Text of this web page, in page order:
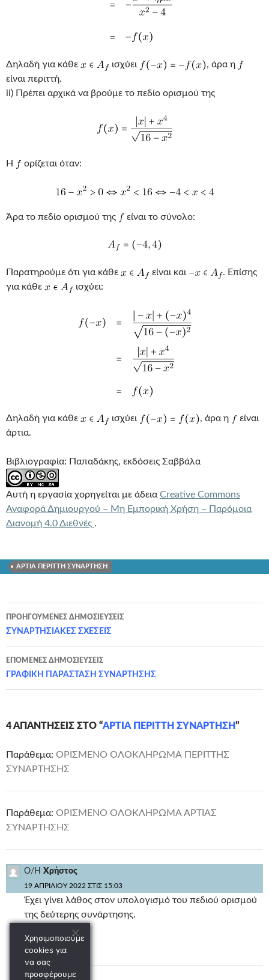
Δηλαδή για κάθε ισχύει
, άρα η
είναι περιττή.
ii) Πρέπει αρχικά να βρούμε το πεδίο ορισμού της
Η ορίζεται όταν:
Άρα το πεδίο ορισμού της είναι το σύνολο:
Παρατηρούμε ότι για κάθε είναι και
. Επίσης
για κάθε
ισχύει:
Δηλαδή για κάθε ισχύει , άρα η
είναι
άρτια.
Βιβλιογραφία: Παπαδάκης, εκδόσεις Σαββάλα
Αυτή η εργασία χορηγείται με άδειαCreative Commons
Αναφορά Δημιουργού – Μη Εμπορική Χρήση – Παρόμοια
Διανομή 4.0 Διεθνές .
ΑΡΤΙΑ ΠΕΡΙΤΤΗ ΣΥΝΑΡΤΗΣΗ
Πλοήγηση
άρθρων
ΠΡΟΗΓΟΎΜΕΝΕΣ ΔΗΜΟΣΙΕΎΣΕΙΣ
ΣΥΝΑΡΤΗΣΙΑΚΕΣ ΣΧΕΣΕΙΣ
ΕΠΌΜΕΝΕΣ ΔΗΜΟΣΙΕΎΣΕΙΣ
ΓΡΑΦΙΚΗ ΠΑΡΑΣΤΑΣΗ ΣΥΝΑΡΤΗΣΗΣ
4 ΑΠΑΝΤΉΣΕΙΣ ΣΤΟ “ΑΡΤΙΑ ΠΕΡΙΤΤΗ ΣΥΝΑΡΤΗΣΗ”
Παράθεμα: ΟΡΙΣΜΕΝΟ ΟΛΟΚΛΗΡΩΜΑ ΠΕΡΙΤΤΗΣ
ΣΥΝΑΡΤΗΣΗΣ
Παράθεμα: ΟΡΙΣΜΕΝΟ ΟΛΟΚΛΗΡΩΜΑ ΑΡΤΙΑΣ
ΣΥΝΑΡΤΗΣΗΣ
Ο/Η Χρήστος
19 ΑΠΡΙΛΊΟΥ 2022 ΣΤΙΣ 15:03
Έχει γίνει λάθος στον υπολογισμό του πεδιού ορισμού
της δεύτερης συνάρτησης.
ΑΠΆΝΤΗΣΗ
Χρησιμοποιούμε
cookies για
να σας
προσφέρουμε